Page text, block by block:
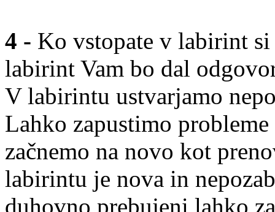
4 - Ko vstopate v labirint
labirint Vam bo dal
V labirintu ustvarjamo
Lahko zapustimo
začnemo na novo kot
labirintu je nova in
duhovno prebujeni lahko